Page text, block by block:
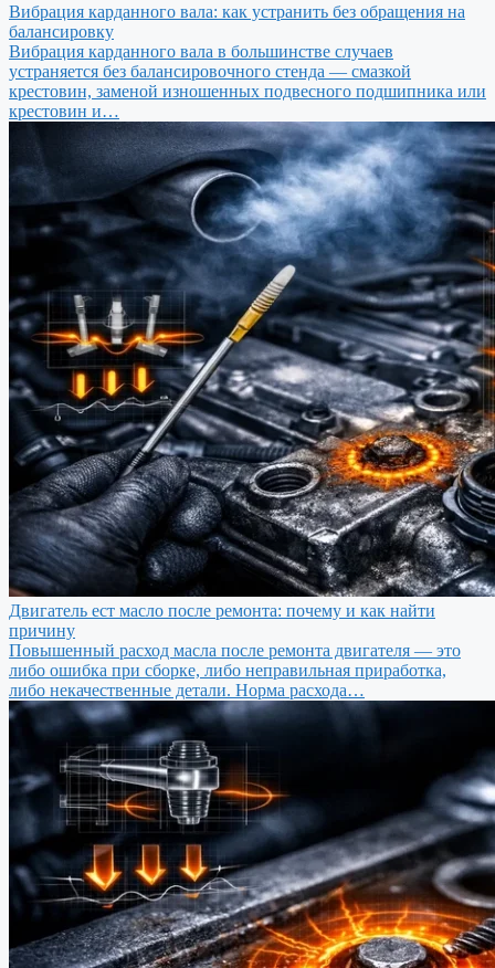
Вибрация карданного вала: как устранить без обращения на
балансировку
Вибрация карданного вала в большинстве случаев
устраняется без балансировочного стенда — смазкой
крестовин, заменой изношенных подвесного подшипника или
крестовин и…
Двигатель ест масло после ремонта: почему и как найти
причину
Повышенный расход масла после ремонта двигателя — это
либо ошибка при сборке, либо неправильная приработка,
либо некачественные детали. Норма расхода…